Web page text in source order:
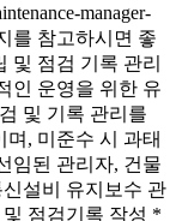
manager-
를 참고하시면 좋
및 점검 기록 관리
인 운영을 위한 유
및 기록 관리를
, 미준수 시 과태
임된 관리자, 건물
설비 유지보수 관
점검기록 작성 *